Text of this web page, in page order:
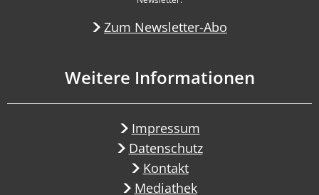
Zum Newsletter-Abo
Weitere Informationen
Impressum
Datenschutz
Kontakt
Mediathek